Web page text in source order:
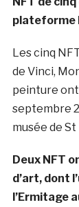
plateforme
Les cinq
de Vinci,
peinture ont
septembre
musée de
Deux NFT
d’art, dont
l’Ermitage